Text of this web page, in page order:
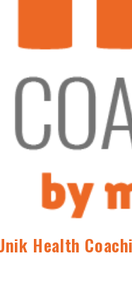
Health